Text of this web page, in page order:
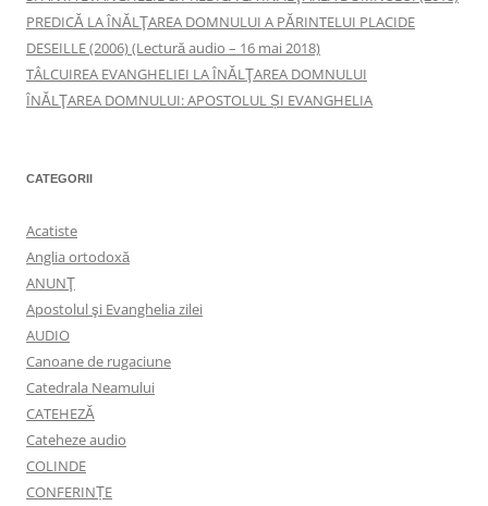
PREDICĂ LA ÎNĂLŢAREA DOMNULUI A PĂRINTELUI PLACIDE
DESEILLE (2006) (Lectură audio – 16 mai 2018)
TÂLCUIREA EVANGHELIEI LA ÎNĂLŢAREA DOMNULUI
ÎNĂLŢAREA DOMNULUI: APOSTOLUL ȘI EVANGHELIA
CATEGORII
Acatiste
Anglia ortodoxă
ANUNŢ
Apostolul şi Evanghelia zilei
AUDIO
Canoane de rugaciune
Catedrala Neamului
CATEHEZĂ
Cateheze audio
COLINDE
CONFERINȚE